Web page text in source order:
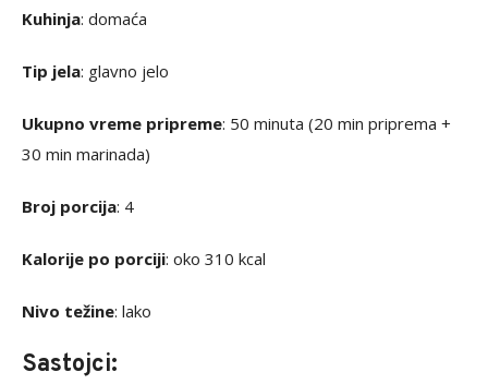
Kuhinja: domaća
Tip jela: glavno jelo
Ukupno vreme pripreme: 50 minuta (20 min priprema +
30 min marinada)
Broj porcija: 4
Kalorije po porciji: oko 310 kcal
Nivo težine: lako
Sastojci: